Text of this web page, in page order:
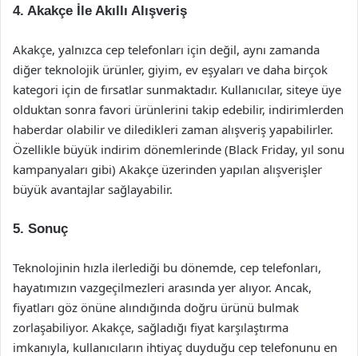
4. Akakçe İle Akıllı Alışveriş
Akakçe, yalnızca cep telefonları için değil, aynı zamanda
diğer teknolojik ürünler, giyim, ev eşyaları ve daha birçok
kategori için de fırsatlar sunmaktadır. Kullanıcılar, siteye üye
olduktan sonra favori ürünlerini takip edebilir, indirimlerden
haberdar olabilir ve diledikleri zaman alışveriş yapabilirler.
Özellikle büyük indirim dönemlerinde (Black Friday, yıl sonu
kampanyaları gibi) Akakçe üzerinden yapılan alışverişler
büyük avantajlar sağlayabilir.
5. Sonuç
Teknolojinin hızla ilerlediği bu dönemde, cep telefonları,
hayatımızın vazgeçilmezleri arasında yer alıyor. Ancak,
fiyatları göz önüne alındığında doğru ürünü bulmak
zorlaşabiliyor. Akakçe, sağladığı fiyat karşılaştırma
imkanıyla, kullanıcıların ihtiyaç duyduğu cep telefonunu en